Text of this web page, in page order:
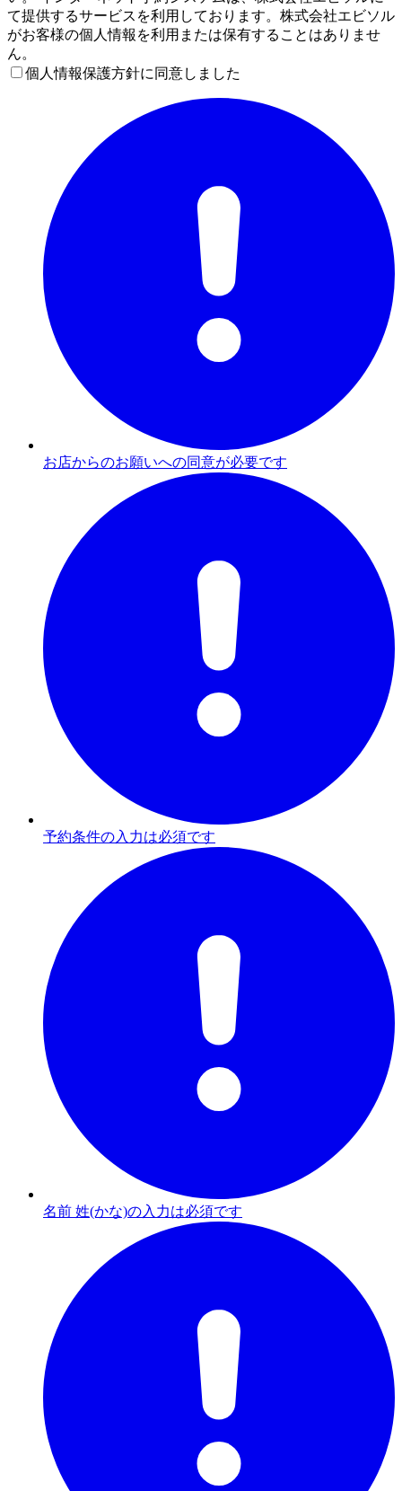
て提供するサービスを利用しております。株式会社エビソル
がお客様の個人情報を利用または保有することはありませ
ん。
個人情報保護方針に同意しました
お店からのお願いへの同意が必要です
予約条件の入力は必須です
名前 姓(かな)の入力は必須です